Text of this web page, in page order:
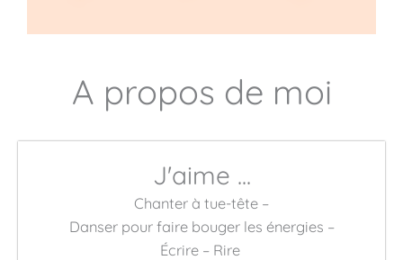
A propos de moi
J'aime ...
Chanter à tue-tête –
Danser pour faire bouger les énergies –
Écrire – Rire